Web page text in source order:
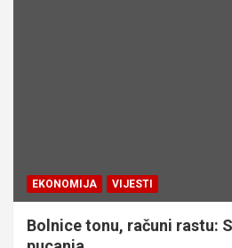
EKONOMIJA VIJESTI
Bolnice tonu, računi rastu: